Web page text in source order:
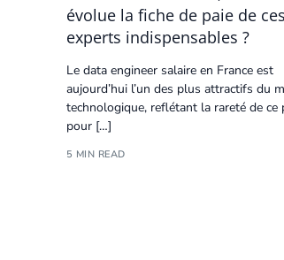
évolue la fiche de paie de ces
experts indispensables ?
Le data engineer salaire en France est
aujourd’hui l’un des plus attractifs du
technologique, reflétant la rareté de ce
pour […]
5 MIN READ